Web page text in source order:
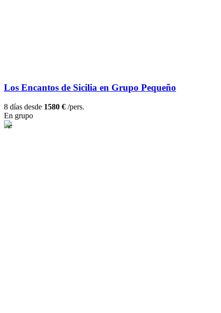
Los Encantos de Sicilia en Grupo Pequeño
8 días desde 1580 € /pers.
En grupo